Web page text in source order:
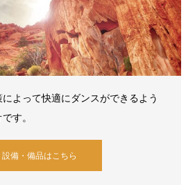
よって快適にダンスができるよう
す。
設備・備品はこちら